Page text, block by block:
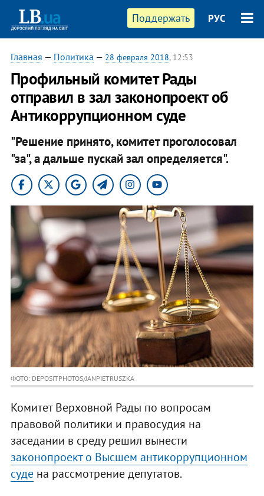
Поддержать РУС
Главная — Политика — 28 февраля 2018, 12:53
Профильный комитет Рады
отправил в зал законопроект об
Антикоррупционном суде
"Решение принято, комитет проголосовал
"за", а дальше пускай зал определяется".
ФОТО: DEPOSITPHOTOS/JANPIETRUSZKA
Комитет Верховной Рады по вопросам
правовой политики и правосудия на
заседании в среду решил вынести
законопроект о Высшем антикоррупционном
судена рассмотрение депутатов.